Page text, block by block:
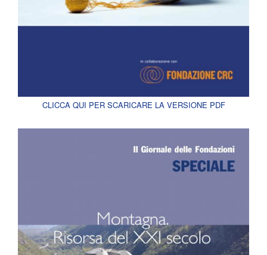
CLICCA QUI PER SCARICARE LA VERSIONE PDF